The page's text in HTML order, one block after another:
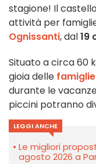
stagione! Il
attività per
Ognissanti, dal19
Situato a circa 60
gioia delle famiglie
durante le
piccini potranno
LEGGI ANCHE
Le migliori
agosto 2026 a